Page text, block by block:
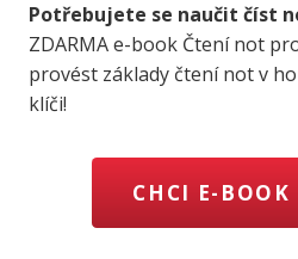
Potřebujete se naučit číst
ZDARMA e-book Čtení not
provést základy čtení not v
klíči!
CHCI E-